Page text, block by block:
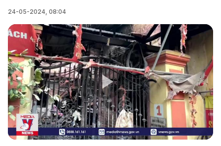
24-05-2024, 08:04
Play
Video